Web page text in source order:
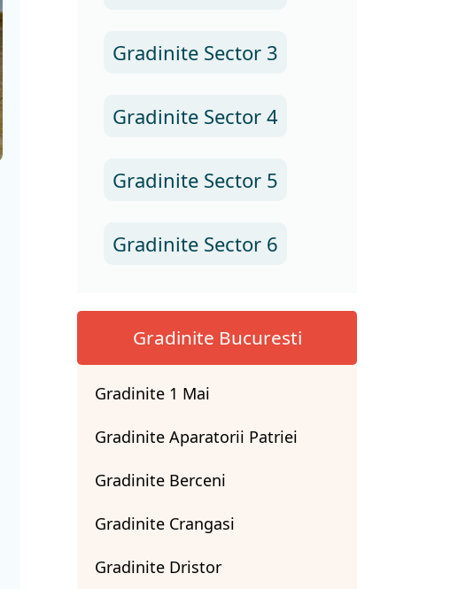
Gradinite Sector 3
Gradinite Sector 4
Gradinite Sector 5
Gradinite Sector 6
Gradinite Bucuresti
Gradinite 1 Mai
Gradinite Aparatorii Patriei
Gradinite Berceni
Gradinite Crangasi
Gradinite Dristor